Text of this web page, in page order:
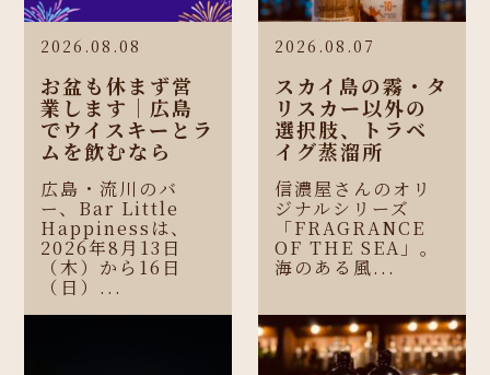
2026.08.08
お盆も休まず営
業します｜広島
でウイスキーとラ
ムを飲むなら
広島・流川のバ
ー、Bar Little
Happinessは、
2026年8月13日
（木）から16日
（日）...
2026.08.07
スカイ島の霧・タ
リスカー以外の
選択肢、トラベ
イグ蒸溜所
信濃屋さんのオリ
ジナルシリーズ
「FRAGRANCE
OF THE SEA」。
海のある風...